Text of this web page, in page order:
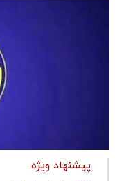
پیشنهاد ویژه